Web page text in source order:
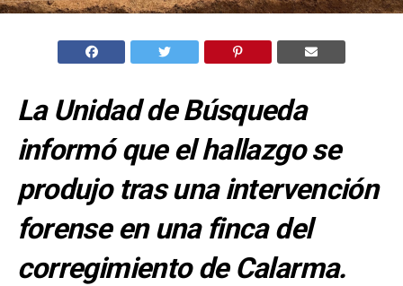
La Unidad de Búsqueda
informó que el hallazgo se
produjo tras una intervención
forense en una finca del
corregimiento de Calarma.